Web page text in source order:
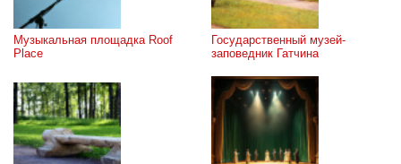
Музыкальная площадка Roof
Place
Государственный музей-
заповедник Гатчина